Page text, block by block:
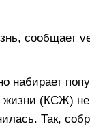
сообщает
набирает
жизни (КСЖ)
Так,